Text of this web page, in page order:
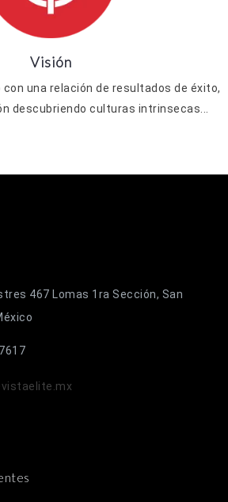
Visión
con una relación de resultados de éxito,
descubriendo culturas intrinsecas...
467 Lomas 1ra Sección, San